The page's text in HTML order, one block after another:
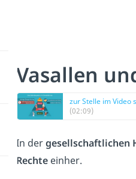
Vasallen
zur Stelle im Video
(02:09)
In dergesellschaftlichen
Rechte einher.